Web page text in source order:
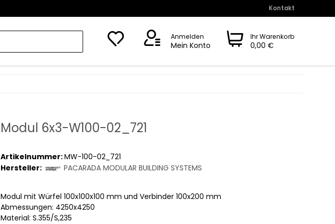
Kontakt
Anmelden
Mein Konto
Ihr Warenkorb
0,00 €
Modul 6x3-W100-02_721
Artikelnummer:MW-100-02_721
Hersteller:
PACARADA MODULAR BUILDING SYSTEMS
Modul mit Würfel 100x100x100 mm und Verbinder 100x200 mm
Abmessungen: 4250x4250
Material: S.355/S,235